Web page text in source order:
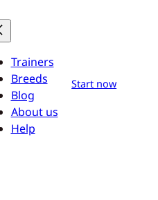
Trainers
Breeds
Blog
About us
Help
Start now